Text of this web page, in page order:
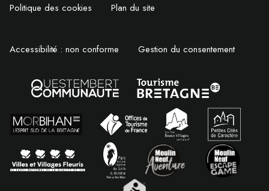
Politique des cookies Plan du site
Accessibilité : non conforme Gestion du consentement